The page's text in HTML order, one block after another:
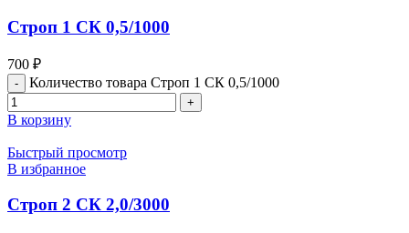
Строп 1 СК 0,5/1000
700 ₽
Количество товара Строп 1 СК 0,5/1000
В корзину
Быстрый просмотр
В избранное
Строп 2 СК 2,0/3000